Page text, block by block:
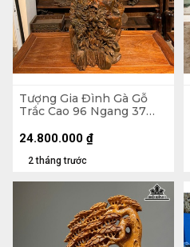
Tượng Gia Đình Gà Gỗ
Trắc Cao 96 Ngang 37
2 tháng trước
24.800.000 ₫